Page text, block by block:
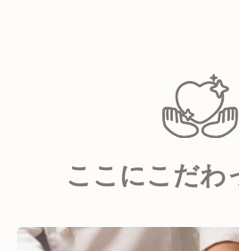
・お客様の笑顔を見るのが好き
・新しいことにも積極的に挑戦
・臨機応変かつ柔軟に対応でき
・責任感があり、誠実な方
・将来の独立を視野に入れて学
ここにこだわ